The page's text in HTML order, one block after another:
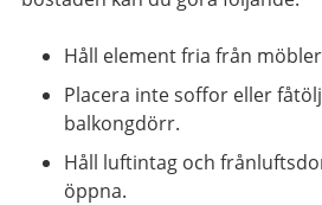
Håll element fria från
Placera inte soffor eller
balkongdörr.
Håll luftintag och
öppna.